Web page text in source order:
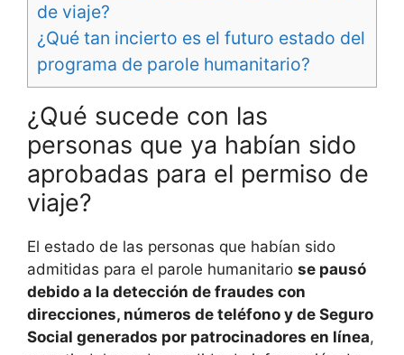
de viaje?
¿Qué tan incierto es el futuro estado del
programa de parole humanitario?
¿Qué sucede con las
personas que ya habían sido
aprobadas para el permiso de
viaje?
El estado de las personas que habían sido
admitidas para el parole humanitario se pausó
debido a la detección de fraudes con
direcciones, números de teléfono y de Seguro
Social generados por patrocinadores en línea,